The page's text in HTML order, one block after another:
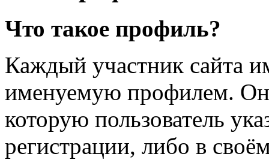
Что такое профиль?
Каждый участник сайта
именуемую профилем.
которую пользователь
регистрации, либо в